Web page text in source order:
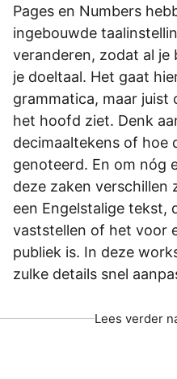
Pages en Numbers
ingebouwde
veranderen, zodat al je
je doeltaal. Het gaat
grammatica, maar juist
het hoofd ziet. Denk
decimaaltekens of hoe
genoteerd. En om nóg
deze zaken verschillen
een Engelstalige tekst,
vaststellen of het voor
publiek is. In deze
zulke details snel
Lees verder